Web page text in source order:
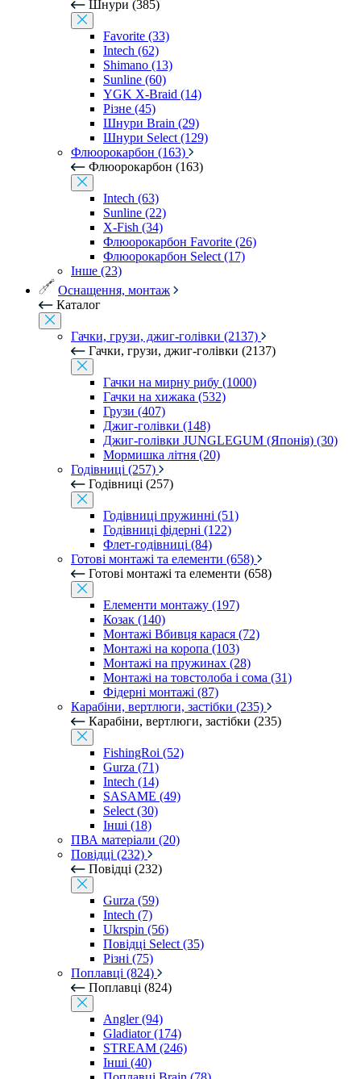
Шнури (385)
Favorite (33)
Intech (62)
Shimano (13)
Sunline (60)
YGK X-Braid (14)
Різне (45)
Шнури Brain (29)
Шнури Select (129)
Флюорокарбон (163)
Флюорокарбон (163)
Intech (63)
Sunline (22)
X-Fish (34)
Флюорокарбон Favorite (26)
Флюорокарбон Select (17)
Інше (23)
Оснащення, монтаж
Каталог
Гачки, грузи, джиг-голівки (2137)
Гачки, грузи, джиг-голівки (2137)
Гачки на мирну рибу (1000)
Гачки на хижака (532)
Грузи (407)
Джиг-голівки (148)
Джиг-голівки JUNGLEGUM (Японія) (30)
Мормишка літня (20)
Годівниці (257)
Годівниці (257)
Годівниці пружинні (51)
Годівниці фідерні (122)
Флет-годівниці (84)
Готові монтажі та елементи (658)
Готові монтажі та елементи (658)
Елементи монтажу (197)
Козак (140)
Монтажі Вбивця карася (72)
Монтажі на коропа (103)
Монтажі на пружинах (28)
Монтажі на товстолоба і сома (31)
Фідерні монтажі (87)
Карабіни, вертлюги, застібки (235)
Карабіни, вертлюги, застібки (235)
FishingRoi (52)
Gurza (71)
Intech (14)
SASAME (49)
Select (30)
Інші (18)
ПВА матеріали (20)
Повідці (232)
Повідці (232)
Gurza (59)
Intech (7)
Ukrspin (56)
Повідці Select (35)
Різні (75)
Поплавці (824)
Поплавці (824)
Angler (94)
Gladiator (174)
STREAM (246)
Інші (40)